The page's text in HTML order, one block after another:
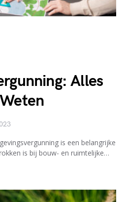
Alles
is een belangrijke
is bij bouw- en ruimtelijke…